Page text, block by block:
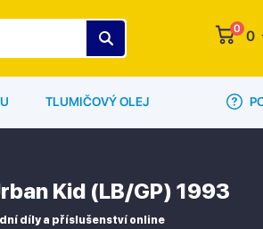
0 0
TLUMIČOVÝ OLEJ
Kid (LB/GP) 1993
díly a příslušenství online